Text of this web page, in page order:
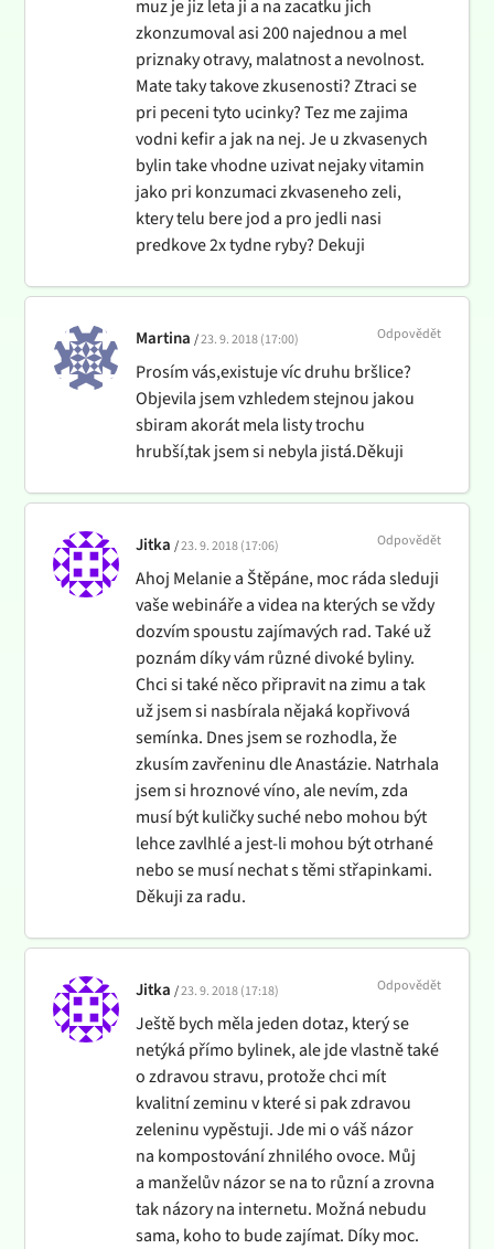
muz je jiz leta ji a na zacatku jich
zkonzumoval asi 200 najednou a mel
priznaky otravy, malatnost a nevolnost.
Mate taky takove zkusenosti? Ztraci se
pri peceni tyto ucinky? Tez me zajima
vodni kefir a jak na nej. Je u zkvasenych
bylin take vhodne uzivat nejaky vitamin
jako pri konzumaci zkvaseneho zeli,
ktery telu bere jod a pro jedli nasi
predkove 2x tydne ryby? Dekuji
Martina 23. 9. 2018 (17:00)
Prosím vás,existuje víc druhu bršlice?
Objevila jsem vzhledem stejnou jakou
sbiram akorát mela listy trochu
hrubší,tak jsem si nebyla jistá.Děkuji
Odpovědět
Jitka 23. 9. 2018 (17:06)
Ahoj Melanie a Štěpáne, moc ráda sleduji
vaše webináře a videa na kterých se vždy
dozvím spoustu zajímavých rad. Také už
poznám díky vám různé divoké byliny.
Chci si také něco připravit na zimu a tak
už jsem si nasbírala nějaká kopřivová
semínka. Dnes jsem se rozhodla, že
zkusím zavřeninu dle Anastázie. Natrhala
jsem si hroznové víno, ale nevím, zda
musí být kuličky suché nebo mohou být
lehce zavlhlé a jest-li mohou být otrhané
nebo se musí nechat s těmi střapinkami.
Děkuji za radu.
Odpovědět
Jitka 23. 9. 2018 (17:18)
Ještě bych měla jeden dotaz, který se
netýká přímo bylinek, ale jde vlastně také
o zdravou stravu, protože chci mít
kvalitní zeminu v které si pak zdravou
zeleninu vypěstuji. Jde mi o váš názor
na kompostování zhnilého ovoce. Můj
a manželův názor se na to různí a zrovna
tak názory na internetu. Možná nebudu
sama, koho to bude zajímat. Díky moc.
Odpovědět